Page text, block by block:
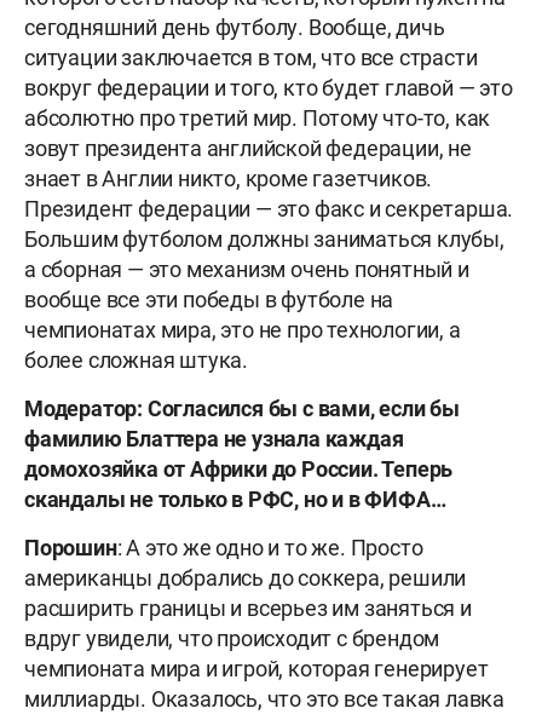
сегодняшний день футболу. Вообще, дичь
ситуации заключается в том, что все страсти
вокруг федерации и того, кто будет главой — это
абсолютно про третий мир. Потому что-то, как
зовут президента английской федерации, не
знает в Англии никто, кроме газетчиков.
Президент федерации — это факс и секретарша.
Большим футболом должны заниматься клубы,
а сборная — это механизм очень понятный и
вообще все эти победы в футболе на
чемпионатах мира, это не про технологии, а
более сложная штука.
Модератор: Согласился бы с вами, если бы
фамилию Блаттера не узнала каждая
домохозяйка от Африки до России. Теперь
скандалы не только в РФС, но и в ФИФА…
Порошин: А это же одно и то же. Просто
американцы добрались до соккера, решили
расширить границы и всерьез им заняться и
вдруг увидели, что происходит с брендом
чемпионата мира и игрой, которая генерирует
миллиарды. Оказалось, что это все такая лавка